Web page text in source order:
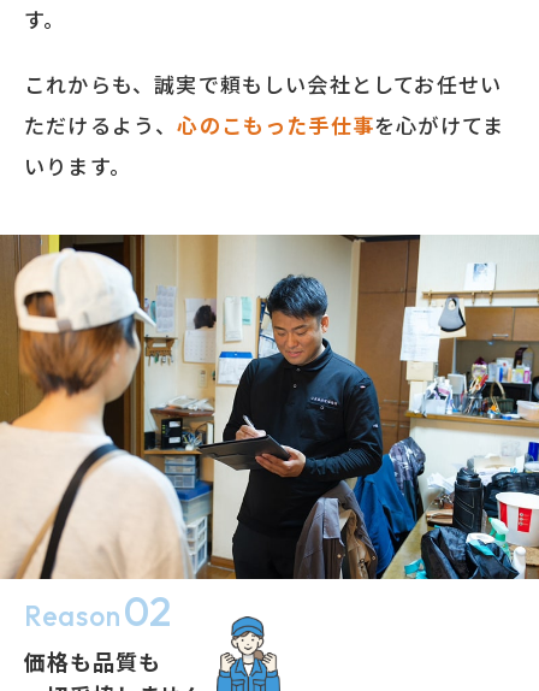
す。
これからも、誠実で頼もしい会社としてお任せい
ただけるよう、心のこもった手仕事を心がけてま
いります。
Reason02
価格も品質も